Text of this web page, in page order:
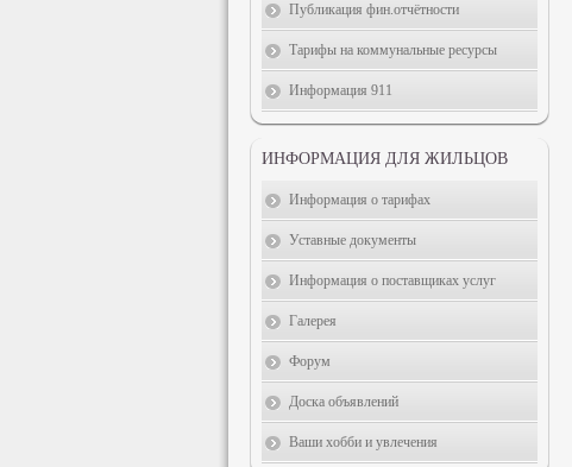
Публикация фин.отчётности
Тарифы на коммунальные ресурсы
Информация 911
ИНФОРМАЦИЯ ДЛЯ ЖИЛЬЦОВ
Информация о тарифах
Уставные документы
Информация о поставщиках услуг
Галерея
Форум
Доска объявлений
Ваши хобби и увлечения